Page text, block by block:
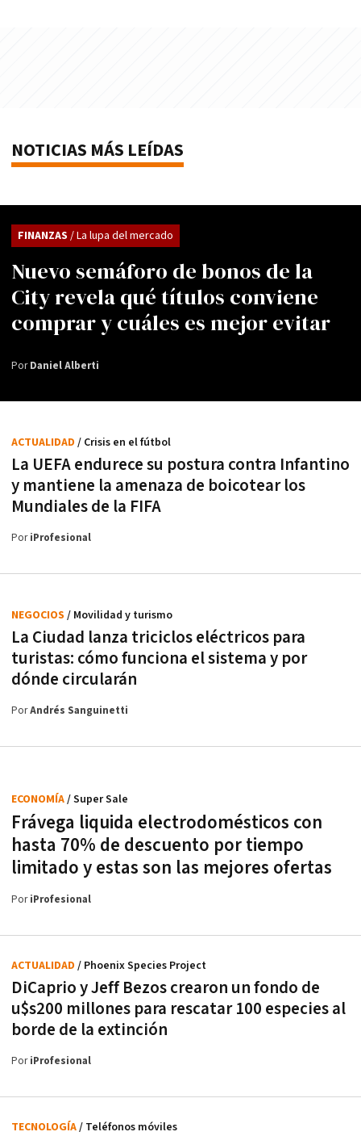
NOTICIAS MÁS LEÍDAS
Nuevo semáforo de bonos de la
City revela qué títulos conviene
comprar y cuáles es mejor evitar
FINANZAS / La lupa del mercado
PorDaniel Alberti
La UEFA endurece su postura contra Infantino
y mantiene la amenaza de boicotear los
Mundiales de la FIFA
ACTUALIDAD / Crisis en el fútbol
PoriProfesional
La Ciudad lanza triciclos eléctricos para
turistas: cómo funciona el sistema y por
dónde circularán
NEGOCIOS / Movilidad y turismo
PorAndrés Sanguinetti
Frávega liquida electrodomésticos con
hasta 70% de descuento por tiempo
limitado y estas son las mejores ofertas
ECONOMÍA/ Super Sale
PoriProfesional
DiCaprio y Jeff Bezos crearon un fondo de
u$s200 millones para rescatar 100 especies al
borde de la extinción
ACTUALIDAD / Phoenix Species Project
PoriProfesional
TECNOLOGÍA/ Teléfonos móviles